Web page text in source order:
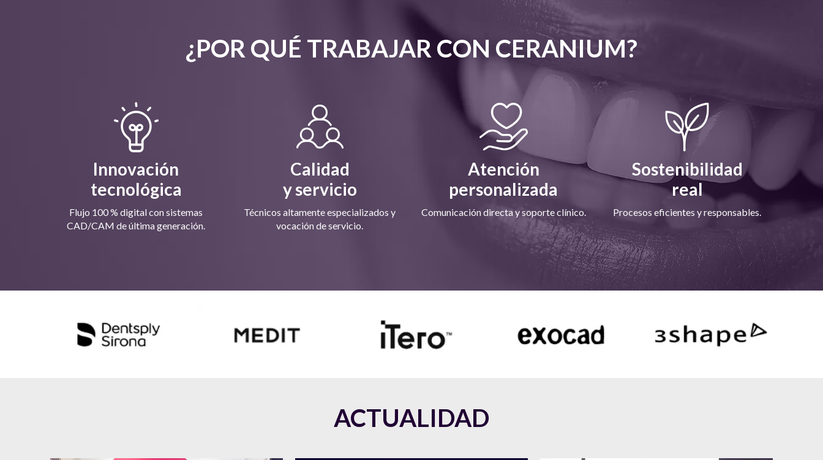
¿POR QUÉ TRABAJAR CON CERANIUM?
Innovación
tecnológica
Flujo 100 % digital con sistemas
CAD/CAM de última generación.
Calidad
y servicio
Técnicos altamente especializados y
vocación de servicio.
Atención
personalizada
Comunicación directa y soporte clínico.
Sostenibilidad
real
Procesos eficientes y responsables.
ACTUALIDAD